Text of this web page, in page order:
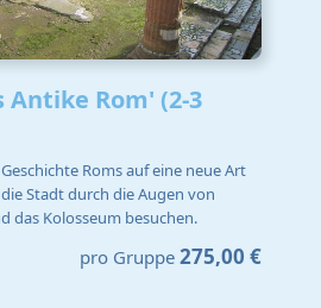
Antike Rom' (2-3
Roms auf eine neue Art
Stadt durch die Augen von
das Kolosseum besuchen.
pro Gruppe 275,00 €